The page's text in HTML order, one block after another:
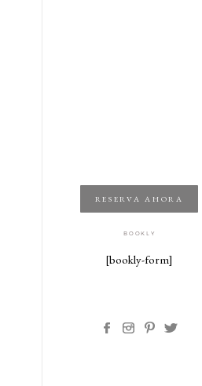
RESERVA AHORA
BOOKLY
[bookly-form]